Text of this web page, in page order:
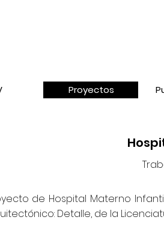
Proyectos
de Hospital Materno
Detalle, de la